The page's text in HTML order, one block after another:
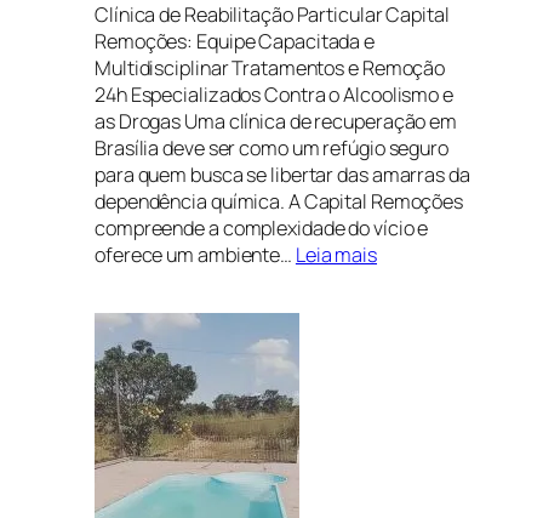
Clínica de Reabilitação Particular Capital
Remoções: Equipe Capacitada e
Multidisciplinar Tratamentos e Remoção
24h Especializados Contra o Alcoolismo e
as Drogas Uma clínica de recuperação em
Brasília deve ser como um refúgio seguro
para quem busca se libertar das amarras da
dependência química. A Capital Remoções
compreende a complexidade do vício e
oferece um ambiente… Leia mais: